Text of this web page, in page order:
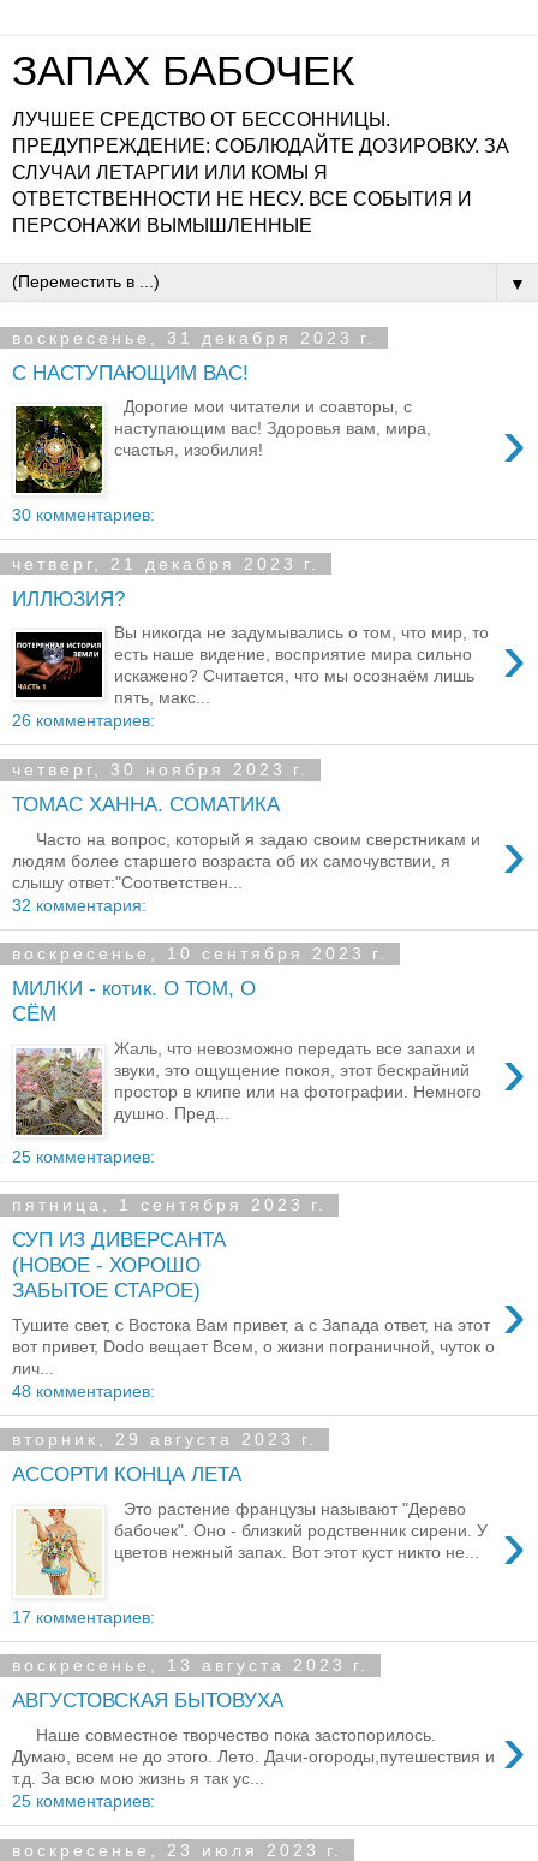
ЗАПАХ БАБОЧЕК
ЛУЧШЕЕ СРЕДСТВО ОТ БЕССОННИЦЫ.
ПРЕДУПРЕЖДЕНИЕ: СОБЛЮДАЙТЕ ДОЗИРОВКУ. ЗА
СЛУЧАИ ЛЕТАРГИИ ИЛИ КОМЫ Я
ОТВЕТСТВЕННОСТИ НЕ НЕСУ. ВСЕ СОБЫТИЯ И
ПЕРСОНАЖИ ВЫМЫШЛЕННЫЕ
▼
воскресенье, 31 декабря 2023 г.
С НАСТУПАЮЩИМ ВАС!
›
Дорогие мои читатели и соавторы, с
наступающим вас! Здоровья вам, мира,
счастья, изобилия!
30 комментариев:
четверг, 21 декабря 2023 г.
ИЛЛЮЗИЯ?
›
Вы никогда не задумывались о том, что мир, то
есть наше видение, восприятие мира сильно
искажено? Считается, что мы осознаём лишь
пять, макс...
26 комментариев:
четверг, 30 ноября 2023 г.
ТОМАС ХАННА. СОМАТИКА
›
Часто на вопрос, который я задаю своим сверстникам и
людям более старшего возраста об их самочувствии, я
слышу ответ:"Соответствен...
32 комментария:
воскресенье, 10 сентября 2023 г.
МИЛКИ - котик. О ТОМ, О
СЁМ
›
Жаль, что невозможно передать все запахи и
звуки, это ощущение покоя, этот бескрайний
простор в клипе или на фотографии. Немного
душно. Пред...
25 комментариев:
пятница, 1 сентября 2023 г.
СУП ИЗ ДИВЕРСАНТА
(НОВОЕ - ХОРОШО
ЗАБЫТОЕ СТАРОЕ)
›
Тушите свет, с Востока Вам привет, а с Запада ответ, на этот
вот привет, Dodo вещает Всем, о жизни пограничной, чуток о
лич...
48 комментариев:
вторник, 29 августа 2023 г.
АССОРТИ КОНЦА ЛЕТА
›
Это растение французы называют "Дерево
бабочек". Оно - близкий родственник сирени. У
цветов нежный запах. Вот этот куст никто не...
17 комментариев:
воскресенье, 13 августа 2023 г.
АВГУСТОВСКАЯ БЫТОВУХА
›
Наше совместное творчество пока застопорилось.
Думаю, всем не до этого. Лето. Дачи-огороды,путешествия и
т.д. За всю мою жизнь я так ус...
25 комментариев:
воскресенье, 23 июля 2023 г.